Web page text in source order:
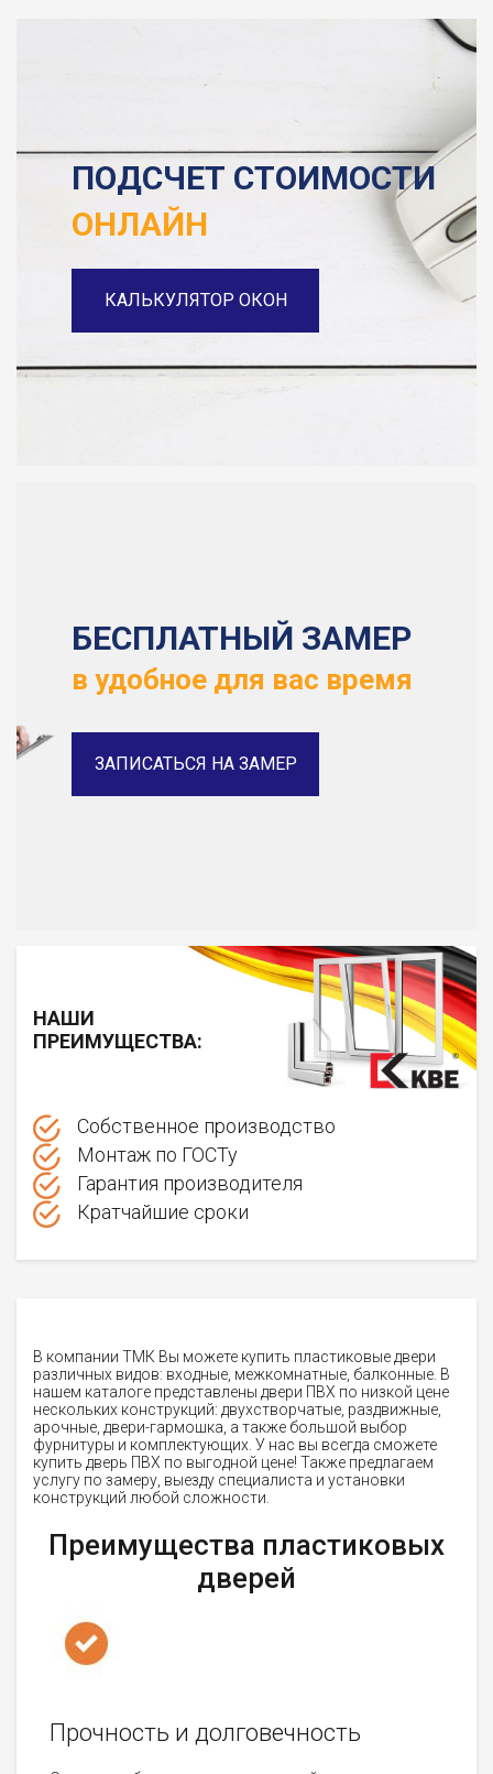
ПОДСЧЕТ СТОИМОСТИ
ОНЛАЙН
КАЛЬКУЛЯТОР ОКОН
БЕСПЛАТНЫЙ ЗАМЕР
в удобное для вас время
ЗАПИСАТЬСЯ НА ЗАМЕР
НАШИ
ПРЕИМУЩЕСТВА:
Собственное производство
Монтаж по ГОСТу
Гарантия производителя
Кратчайшие сроки
В компании ТМК Вы можете купить пластиковые двери
различных видов: входные, межкомнатные, балконные. В
нашем каталоге представлены двери ПВХ по низкой цене
нескольких конструкций: двухстворчатые, раздвижные,
арочные, двери-гармошка, а также большой выбор
фурнитуры и комплектующих. У нас вы всегда сможете
купить дверь ПВХ по выгодной цене! Также предлагаем
услугу по замеру, выезду специалиста и установки
конструкций любой сложности.
Преимущества пластиковых
дверей
Прочность и долговечность